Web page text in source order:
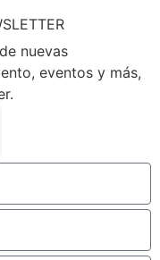
nuevas
eventos y más,